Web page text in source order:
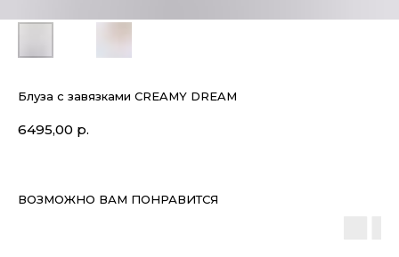
Блуза с завязками CREAMY DREAM
6495,00 р.
ВОЗМОЖНО ВАМ ПОНРАВИТСЯ